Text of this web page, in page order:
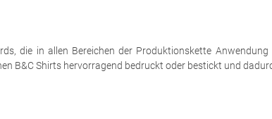
die in allen Bereichen der Produktionskette
B&C Shirts hervorragend bedruckt oder bestickt und